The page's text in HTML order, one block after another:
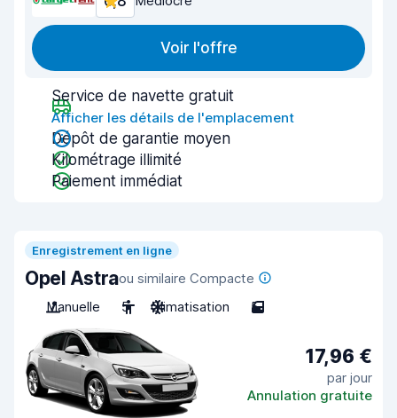
Voir l'offre
Service de navette gratuit
Afficher les détails de l'emplacement
Dépôt de garantie moyen
Kilométrage illimité
Paiement immédiat
Enregistrement en ligne
Opel Astraou similaire Compacte
Manuelle
5 Climatisation 5
17,96 €
par jour
Annulation gratuite